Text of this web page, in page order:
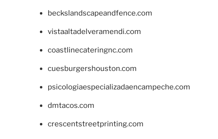
beckslandscapeandfence.com
vistaaltadelveramendi.com
coastlinecateringnc.com
cuesburgershouston.com
psicologiaespecializadaencampeche.com
dmtacos.com
crescentstreetprinting.com